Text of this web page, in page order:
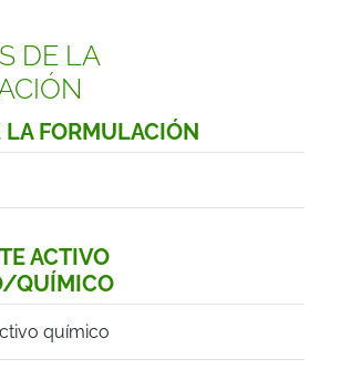
DE LA
LA FORMULACIÓN
ACTIVO
QUÍMICO
químico